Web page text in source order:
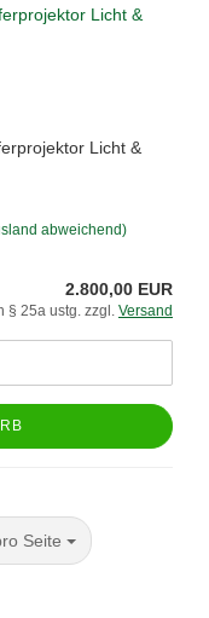
Licht &
abweichend)
2.800,00 EUR
§ 25a ustg. zzgl. Versand
Seite